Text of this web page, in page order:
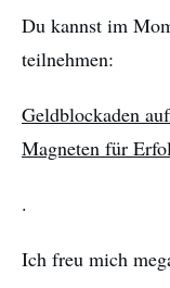
Du kannst im
teilnehmen:
Geldblockaden
Magneten für
.
Ich freu mich